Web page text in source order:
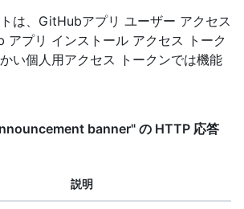
は、GitHubアプリ ユーザー アクセス
アプリ インストール アクセス トーク
い個人用アクセス トークンでは機能
banner" の HTTP 応答
説明